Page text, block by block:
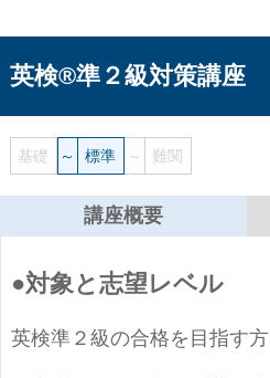
英検®準２級対策講座
基礎 ～ 標準 ～ 難関
講座概要
対象と志望レベル
英検準２級の合格を目指す方